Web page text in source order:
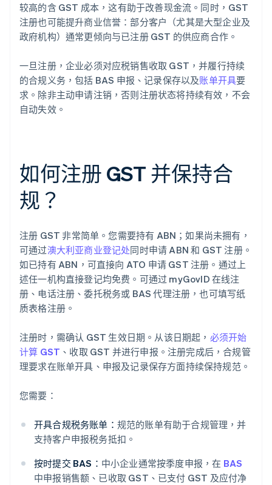
较高的含 GST 成本，这有助于改善现金流。同时，GST
注册也可能提升商业信誉：部分客户（尤其是大型企业及
政府机构）通常更倾向与已注册 GST 的供应商合作。
一旦注册，企业必须对应税销售收取 GST，并履行持续
的合规义务，包括 BAS 申报、记录保存以及账单开具要
求。除非主动申请注销，否则注册状态将持续有效，不会
自动失效。
如何注册 GST 并保持合
规？
注册 GST 非常简单。您需要持有 ABN；如果尚未拥有，
可通过澳大利亚商业登记处同时申请 ABN 和 GST 注册。
如已持有 ABN，可直接向 ATO 申请 GST 注册。通过上
述任一机构直接登记均免费。可通过 myGovID 在线注
册、电话注册、委托税务或 BAS 代理注册，也可填写纸
质表格注册。
注册时，需确认 GST 生效日期。从该日期起， 必须开始
计算 GST 、收取 GST 并进行申报。注册完成后，合规管
理要求在账单开具、申报及记录保存方面持续保持规范。
您需要：
开具合规税务账单： 规范的账单有助于合规管理，并
支持客户申报税务抵扣。
按时提交 BAS： 中小企业通常按季度申报，在 BAS
中申报销售额、已收取 GST、已支付 GST 及应付净